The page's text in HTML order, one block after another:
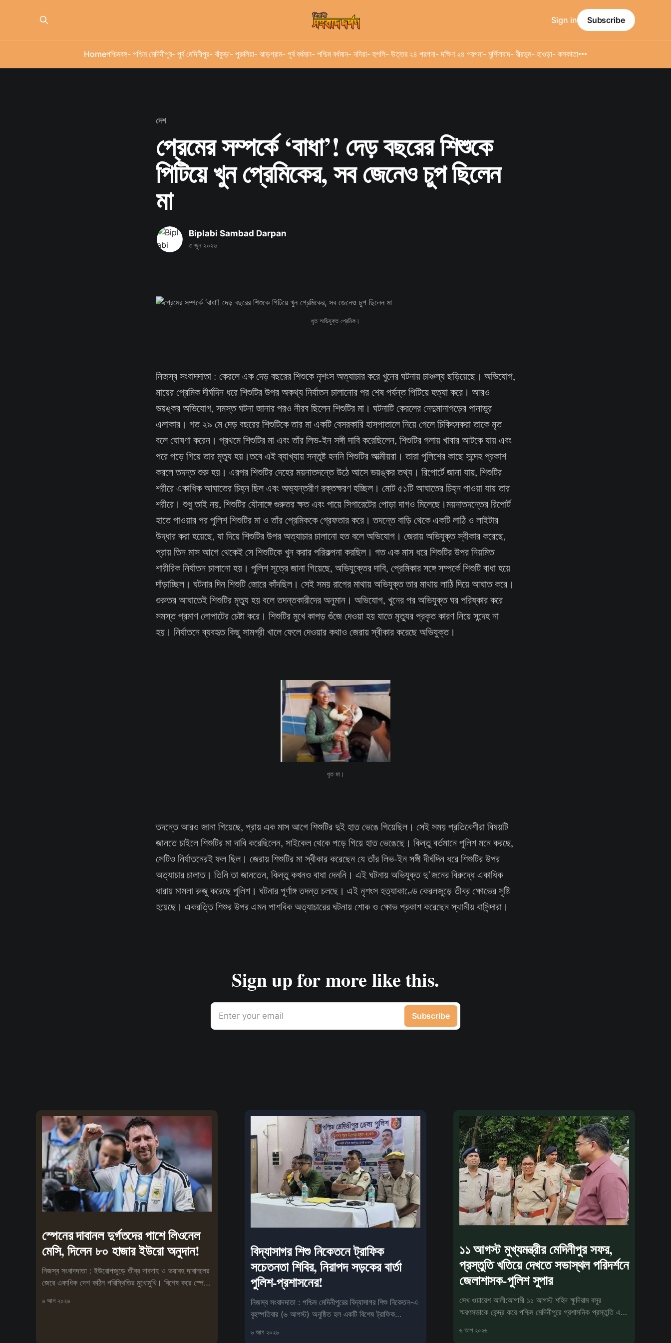
Homeপশ্চিমবঙ্গ- পশ্চিম মেদিনীপুর- পূর্ব মেদিনীপুর- বাঁকুড়া- পুরুলিয়া- ঝাড়গ্রাম- পূর্ব বর্ধমান- পশ্চিম বর্ধমান- নদিয়া- হুগলি- উত্তর ২৪ পরগনা- দক্ষিণ ২৪ পরগনা- মুর্শিদাবাদ- বীরভূম- হাওড়া- কলকাতা
Sign in Subscribe
দেশ
প্রেমের সম্পর্কে ‘বাধা’! দেড় বছরের শিশুকে
পিটিয়ে খুন প্রেমিকের, সব জেনেও চুপ ছিলেন
মা
Biplabi Sambad Darpan
৩ জুন ২০২৬
ধৃত অভিযুক্ত প্রেমিক।
নিজস্ব সংবাদদাতা : কেরলে এক দেড় বছরের শিশুকে নৃশংস অত্যাচার করে খুনের ঘটনায় চাঞ্চল্য ছড়িয়েছে। অভিযোগ,
মায়ের প্রেমিক দীর্ঘদিন ধরে শিশুটির উপর অকথ্য নির্যাতন চালানোর পর শেষ পর্যন্ত পিটিয়ে হত্যা করে। আরও
ভয়ঙ্কর অভিযোগ, সমস্ত ঘটনা জানার পরও নীরব ছিলেন শিশুটির মা। ঘটনাটি কেরলের নেদুমানাগড়ের পানাভুর
এলাকার। গত ২৯ মে দেড় বছরের শিশুটিকে তার মা একটি বেসরকারি হাসপাতালে নিয়ে গেলে চিকিৎসকরা তাকে মৃত
বলে ঘোষণা করেন। প্রথমে শিশুটির মা এবং তাঁর লিভ-ইন সঙ্গী দাবি করেছিলেন, শিশুটির গলায় খাবার আটকে যায় এবং
পরে পড়ে গিয়ে তার মৃত্যু হয়।তবে এই ব্যাখ্যায় সন্তুষ্ট হননি শিশুটির আত্মীয়রা। তারা পুলিশের কাছে সন্দেহ প্রকাশ
করলে তদন্ত শুরু হয়। এরপর শিশুটির দেহের ময়নাতদন্তে উঠে আসে ভয়ঙ্কর তথ্য। রিপোর্টে জানা যায়, শিশুটির
শরীরে একাধিক আঘাতের চিহ্ন ছিল এবং অভ্যন্তরীণ রক্তক্ষরণ হচ্ছিল। মোট ৫১টি আঘাতের চিহ্ন পাওয়া যায় তার
শরীরে। শুধু তাই নয়, শিশুটির যৌনাঙ্গে গুরুতর ক্ষত এবং পায়ে সিগারেটের পোড়া দাগও মিলেছে।ময়নাতদন্তের রিপোর্ট
হাতে পাওয়ার পর পুলিশ শিশুটির মা ও তাঁর প্রেমিককে গ্রেফতার করে। তদন্তে বাড়ি থেকে একটি লাঠি ও লাইটার
উদ্ধার করা হয়েছে, যা দিয়ে শিশুটির উপর অত্যাচার চালানো হত বলে অভিযোগ। জেরায় অভিযুক্ত স্বীকার করেছে,
প্রায় তিন মাস আগে থেকেই সে শিশুটিকে খুন করার পরিকল্পনা করছিল। গত এক মাস ধরে শিশুটির উপর নিয়মিত
শারীরিক নির্যাতন চালানো হয়। পুলিশ সূত্রে জানা গিয়েছে, অভিযুক্তের দাবি, প্রেমিকার সঙ্গে সম্পর্কে শিশুটি বাধা হয়ে
দাঁড়াচ্ছিল। ঘটনার দিন শিশুটি জোরে কাঁদছিল। সেই সময় রাগের মাথায় অভিযুক্ত তার মাথায় লাঠি দিয়ে আঘাত করে।
গুরুতর আঘাতেই শিশুটির মৃত্যু হয় বলে তদন্তকারীদের অনুমান। অভিযোগ, খুনের পর অভিযুক্ত ঘর পরিষ্কার করে
সমস্ত প্রমাণ লোপাটের চেষ্টা করে। শিশুটির মুখে কাপড় গুঁজে দেওয়া হয় যাতে মৃত্যুর প্রকৃত কারণ নিয়ে সন্দেহ না
হয়। নির্যাতনে ব্যবহৃত কিছু সামগ্রী খালে ফেলে দেওয়ার কথাও জেরায় স্বীকার করেছে অভিযুক্ত।
ধৃত মা।
তদন্তে আরও জানা গিয়েছে, প্রায় এক মাস আগে শিশুটির দুই হাত ভেঙে গিয়েছিল। সেই সময় প্রতিবেশীরা বিষয়টি
জানতে চাইলে শিশুটির মা দাবি করেছিলেন, সাইকেল থেকে পড়ে গিয়ে হাত ভেঙেছে। কিন্তু বর্তমানে পুলিশ মনে করছে,
সেটিও নির্যাতনেরই ফল ছিল। জেরায় শিশুটির মা স্বীকার করেছেন যে তাঁর লিভ-ইন সঙ্গী দীর্ঘদিন ধরে শিশুটির উপর
অত্যাচার চালাত। তিনি তা জানতেন, কিন্তু কখনও বাধা দেননি। এই ঘটনায় অভিযুক্ত দু’জনের বিরুদ্ধে একাধিক
ধারায় মামলা রুজু করেছে পুলিশ। ঘটনার পূর্ণাঙ্গ তদন্ত চলছে। এই নৃশংস হত্যাকাণ্ডে কেরলজুড়ে তীব্র ক্ষোভের সৃষ্টি
হয়েছে। একরত্তি শিশুর উপর এমন পাশবিক অত্যাচারের ঘটনায় শোক ও ক্ষোভ প্রকাশ করেছেন স্থানীয় বাসিন্দারা।
Sign up for more like this.
Enter your email Subscribe
স্পেনের দাবানল দুর্গতদের পাশে লিওনেল
মেসি, দিলেন ৮০ হাজার ইউরো অনুদান!
নিজস্ব সংবাদদাতা : ইউরোপজুড়ে তীব্র দাবদাহ ও ভয়াবহ দাবানলের
জেরে একাধিক দেশ কঠিন পরিস্থিতির মুখোমুখি। বিশেষ করে স্পেনে
৬ আগ ২০২৬
বিদ্যাসাগর শিশু নিকেতনে ট্রাফিক
সচেতনতা শিবির, নিরাপদ সড়কের বার্তা
পুলিশ-প্রশাসনের!
নিজস্ব সংবাদদাতা : পশ্চিম মেদিনীপুরের বিদ্যাসাগর শিশু নিকেতন-এ
বৃহস্পতিবার (৬ আগস্ট) অনুষ্ঠিত হল একটি বিশেষ ট্রাফিক
৬ আগ ২০২৬
১১ আগস্ট মুখ্যমন্ত্রীর মেদিনীপুর সফর,
প্রস্তুতি খতিয়ে দেখতে সভাস্থল পরিদর্শনে
জেলাশাসক-পুলিশ সুপার
সেখ ওয়ারেশ আলী:আগামী ১১ আগস্ট শহিদ ক্ষুদিরাম বসুর
স্মরণসভাকে কেন্দ্র করে পশ্চিম মেদিনীপুরে প্রশাসনিক প্রস্তুতি এখন
৬ আগ ২০২৬